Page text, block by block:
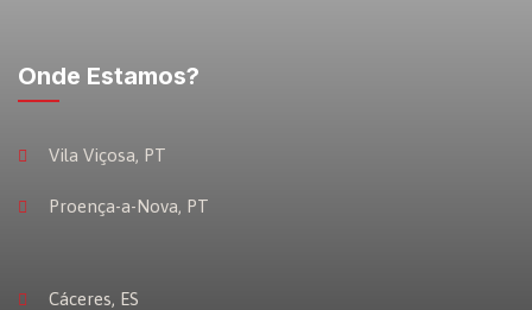
Onde Estamos?
Vila Viçosa, PT
Proença-a-Nova, PT
Cáceres, ES